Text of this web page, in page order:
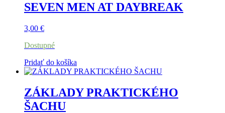
SEVEN MEN AT DAYBREAK
3,00 €
Dostupné
Pridať do košíka
ZÁKLADY PRAKTICKÉHO
ŠACHU